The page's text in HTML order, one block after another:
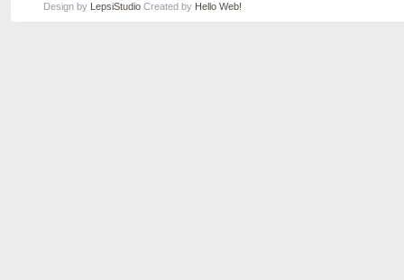
Design by LepsiStudio Created by Hello Web!